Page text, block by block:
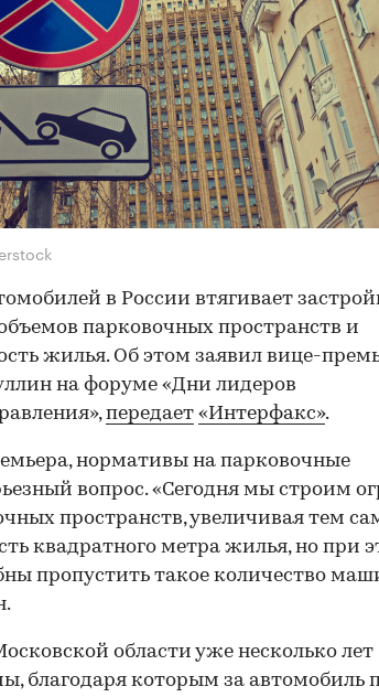
в России втягивает
парковочных пространств и
жилья. Об этом заявил вице-
на форуме «Дни лидеров
передает «Интерфакс».
нормативы на парковочные
вопрос. «Сегодня мы строим
пространств, увеличивая тем
квадратного метра жилья, но при
пропустить такое количество
области уже несколько лет
благодаря которым за автомобиль